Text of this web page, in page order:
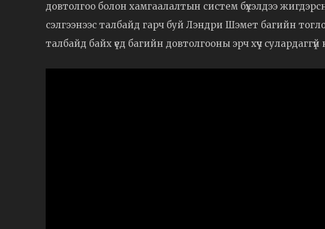
довтолгоо болон хамгаалалтын систем бүхэлдээ
сэлгээнээс талбайд гарч буй Лэндри Шэмет багийн
талбайд байх үед багийн довтолгооны эрч хүч